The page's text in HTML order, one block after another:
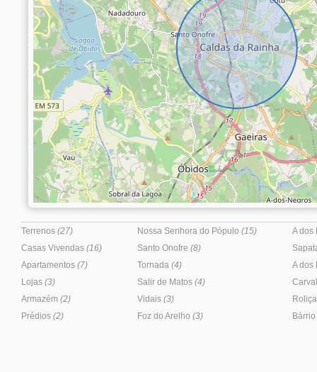
Terrenos (27)
Casas Vivendas (16)
Apartamentos (7)
Lojas (3)
Armazém (2)
Prédios (2)
Nossa Senhora do Pópulo (15)
Santo Onofre (8)
Tornada (4)
Salir de Matos (4)
Vidais (3)
Foz do Arelho (3)
A dos
A dos
Bárrio